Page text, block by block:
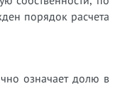
порядок расчета
означает долю в